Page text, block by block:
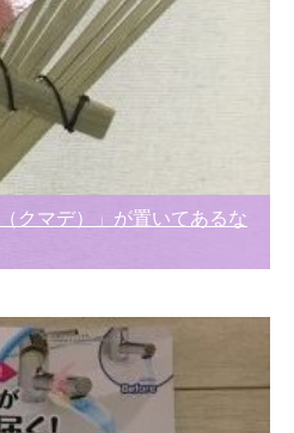
クマデ）」が置いてあるな